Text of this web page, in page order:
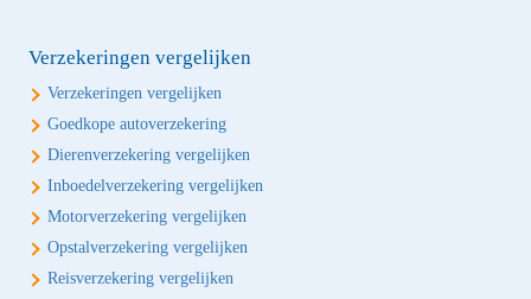
Verzekeringen vergelijken
Verzekeringen vergelijken
Goedkope autoverzekering
Dierenverzekering vergelijken
Inboedelverzekering vergelijken
Motorverzekering vergelijken
Opstalverzekering vergelijken
Reisverzekering vergelijken